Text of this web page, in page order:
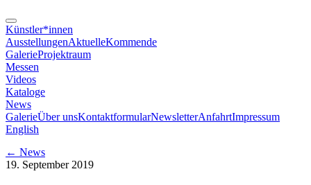
Künstler*innen
AusstellungenAktuelleKommende
GalerieProjektraum
Messen
Videos
Kataloge
News
GalerieÜber unsKontaktformularNewsletterAnfahrtImpressum
English
← News
19. September 2019